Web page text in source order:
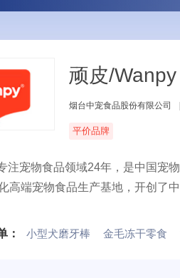
顽皮/Wanpy
烟台中宠食品股份有限公司
平价品牌
注宠物食品领域24年，是中国宠
高端宠物食品生产基地，开创了
： 小型犬磨牙棒 金毛冻干零食